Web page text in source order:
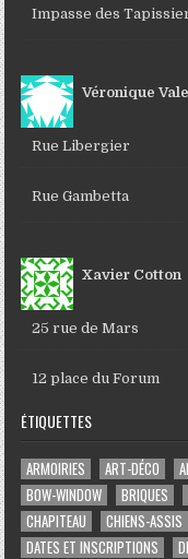
Impasse des
Véronique
Rue Libergier
Rue Gambetta
Xavier Cotton
25 rue de Mars
12 place du Forum
ÉTIQUETTES
ARMOIRIES ART-DÉCO
BOW-WINDOW
BRIQUES
CHAPITEAU
CHIENS-ASSIS
DATES ET INSCRIPTIONS